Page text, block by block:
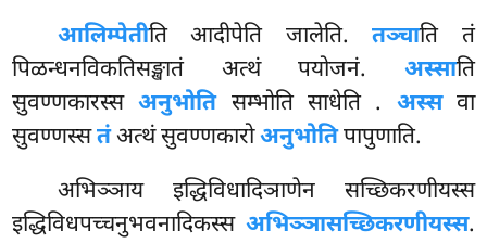
आलिम्पेतीति आदीपेति जालेति.तञ्चाति तं
पिळन्धनविकतिसङ्खातं अत्थं पयोजनं. अस्साति
सुवण्णकारस्सअनुभोतिसम्भोति साधेति . अस्सवा
सुवण्णस्सतंअत्थं सुवण्णकारोअनुभोतिपापुणाति.
अभिञ्ञाय इद्धिविधादिञाणेन सच्छिकरणीयस्स
इद्धिविधपच्चनुभवनादिकस्स अभिञ्ञासच्छिकरणीयस्स.